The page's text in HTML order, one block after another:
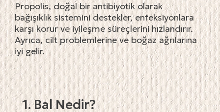
Propolis, doğal bir antibiyotik olarak
bağışıklık sistemini destekler, enfeksiyonlara
karşı korur ve iyileşme süreçlerini hızlandırır.
Ayrıca, cilt problemlerine ve boğaz ağrılarına
iyi gelir.
1. Bal Nedir?